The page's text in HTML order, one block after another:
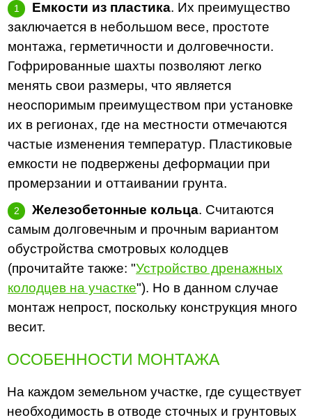
Емкости из пластика. Их преимущество
заключается в небольшом весе, простоте
монтажа, герметичности и долговечности.
Гофрированные шахты позволяют легко
менять свои размеры, что является
неоспоримым преимуществом при установке
их в регионах, где на местности отмечаются
частые изменения температур. Пластиковые
емкости не подвержены деформации при
промерзании и оттаивании грунта.
Железобетонные кольца. Считаются
самым долговечным и прочным вариантом
обустройства смотровых колодцев
(прочитайте также: "Устройство дренажных
колодцев на участке"). Но в данном случае
монтаж непрост, поскольку конструкция много
весит.
ОСОБЕННОСТИ МОНТАЖА
На каждом земельном участке, где существует
необходимость в отводе сточных и грунтовых